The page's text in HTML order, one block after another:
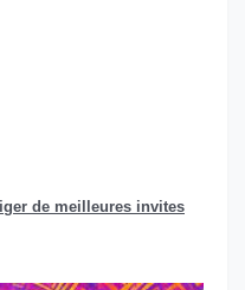
de meilleures invites